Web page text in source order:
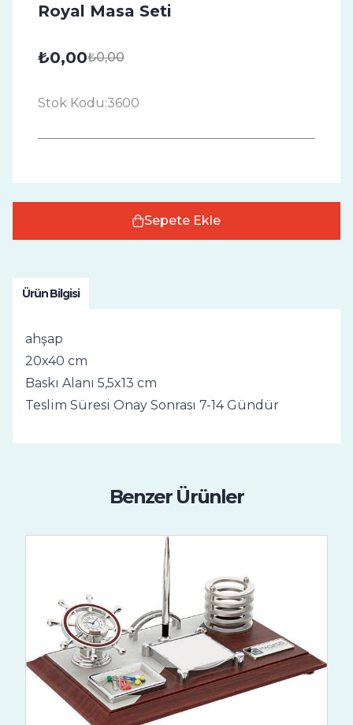
Royal Masa Seti
₺0,00₺0,00
Stok Kodu:3600
Sepete Ekle
Ürün Bilgisi
ahşap
20x40 cm
Baskı Alanı 5,5x13 cm
Teslim Süresi Onay Sonrası 7-14 Gündür
Benzer Ürünler